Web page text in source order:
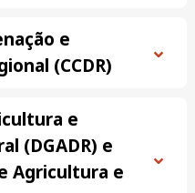
e
(CCDR)
e
(DGADR) e
Agricultura e